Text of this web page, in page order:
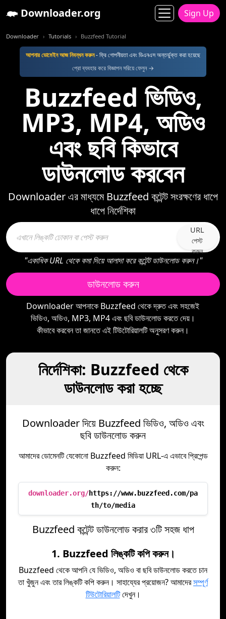
Downloader.org Sign Up
Downloader Tutorials Buzzfeed Tutorial
আপনার ডোমেইন আজ নিবন্ধন করুন- ফ্রি গোপনীয়তা এবং ডিএনএস অন্তর্ভুক্ত করা হয়েছে
প্রো ব্যবহার করে বিজ্ঞাপন সরিয়ে ফেলুন →
Buzzfeed ভিডিও,
MP3, MP4, অডিও
এবং ছবি কিভাবে
ডাউনলোড করবেন
Downloader এর মাধ্যমে Buzzfeed কন্টেন্ট সংরক্ষণের ধাপে
ধাপে নির্দেশিকা
URL
পেস্ট
করুন
"একাধিক URL থেকে কমা দিয়ে আলাদা করে কন্টেন্ট ডাউনলোড করুন।"
ডাউনলোড করুন
Downloader আপনাকে Buzzfeed থেকে দ্রুত এবং সহজেই
ভিডিও, অডিও, MP3, MP4 এবং ছবি ডাউনলোড করতে দেয়।
কীভাবে করবেন তা জানতে এই টিউটোরিয়ালটি অনুসরণ করুন।
নির্দেশিকা: Buzzfeed থেকে
ডাউনলোড করা হচ্ছে
Downloader দিয়ে Buzzfeed ভিডিও, অডিও এবং
ছবি ডাউনলোড করুন
আমাদের ডোমেনটি যেকোনো Buzzfeed মিডিয়া URL-এ এভাবে প্রিপেন্ড
করুন:
downloader.org/https://www.buzzfeed.com/pa
th/to/media
Buzzfeed কন্টেন্ট ডাউনলোড করার ৩টি সহজ ধাপ
1. Buzzfeed লিঙ্কটি কপি করুন।
Buzzfeed থেকে আপনি যে ভিডিও, অডিও বা ছবি ডাউনলোড করতে চান
তা খুঁজুন এবং তার লিঙ্কটি কপি করুন। সাহায্যের প্রয়োজন? আমাদেরসম্পূর্ণ
টিউটোরিয়ালটিদেখুন।